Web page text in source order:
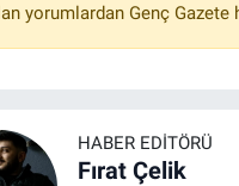
yorumlardan Genç
HABER EDITÖRÜ
Fırat Çelik